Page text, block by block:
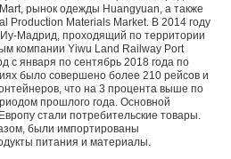
рынок одежды Huangyuan, а также
Production Materials Market. В 2014 году
Мадрид, проходящий по территории
компании Yiwu Land Railway Port
с января по сентябрь 2018 года по
было совершено более 210 рейсов и
что на 3 процента выше по
прошлого года. Основной
стали потребительские товары.
были импортированы
питания и материалы.